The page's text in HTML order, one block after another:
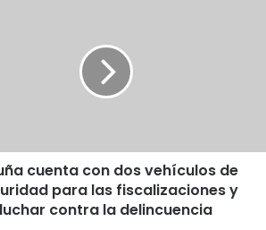
cuenta con dos vehículos de
para las fiscalizaciones y
luchar contra la delincuencia